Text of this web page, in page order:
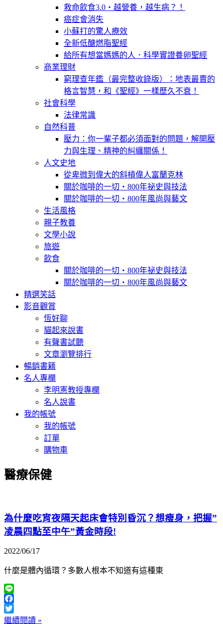
救命飲食3.0‧越營養，越生病？！
癌症會消失
小蘇打的驚人療效
全新低醣燃脂聖經
給所有想當媽媽的人．科學實證養卵聖經
商業理財
窮理查年鑑（最完整收錄版）：地表最賣的
格言智慧，和《聖經》一樣歷久不衰！
社會科學
法律常識
自然科普
壓力：你一輩子都必須面對的問題，解開壓
力與生理、精神的糾纏關係！
人文史地
從卑微到偉大的斜槓偉人富蘭克林
關於咖啡的一切‧800年祕史與技法
關於咖啡的一切‧800年風尚與藝文
生活風格
親子教養
文學小說
旅遊
飲食
關於咖啡的一切‧800年祕史與技法
關於咖啡的一切‧800年風尚與藝文
精選笑話
影音觀賞
恆好聊
貓起來說書
有聲書試聽
文章瀏覽排行
暢銷書籍
名人專欄
李明憲教授專欄
名人說書
我的帳號
我的帳號
訂單
購物車
醫療保健
為什麼吃宵夜隔天起床會特別昏沉？想瘦身，把握”
凌晨四點至中午”黃金時段!
2022/06/17
什麼是體內循環？多數人根本不知道有這種東
Line
Facebook
Twitter
繼續閱讀 »